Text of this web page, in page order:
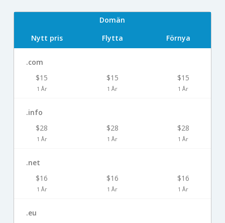
Domän
Nytt pris
Flytta Förnya
.com
$15
1 År
$15
1 År
$15
1 År
.info
$28
1 År
$28
1 År
$28
1 År
.net
$16
1 År
$16
1 År
$16
1 År
.eu